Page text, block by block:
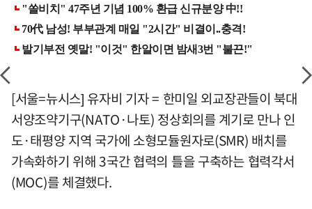
[서울=뉴시스] 유자비 기자 = 한미일 외교장관들이 북대
서양조약기구(NATO·나토) 정상회의를 계기로 만나 인
도·태평양 지역 국가에 소형모듈원자로(SMR) 배치를
가속화하기 위해 3국간 협력의 틀을 구축하는 협력각서
(MOC)를 체결했다.